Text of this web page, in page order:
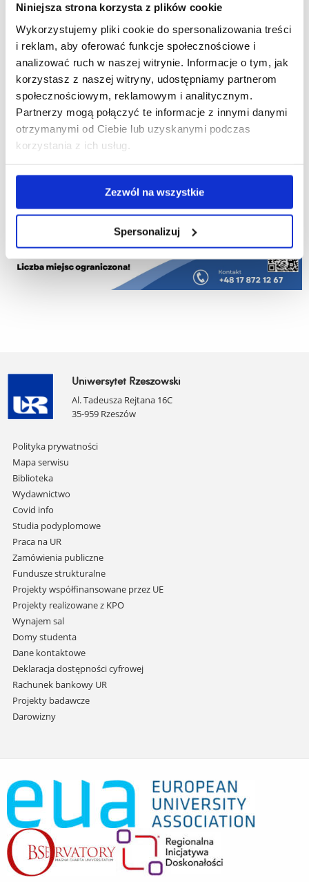
Niniejsza strona korzysta z plików cookie
Wykorzystujemy pliki cookie do spersonalizowania treści
i reklam, aby oferować funkcje społecznościowe i
analizować ruch w naszej witrynie. Informacje o tym, jak
korzystasz z naszej witryny, udostępniamy partnerom
społecznościowym, reklamowym i analitycznym.
Partnerzy mogą połączyć te informacje z innymi danymi
otrzymanymi od Ciebie lub uzyskanymi podczas
korzystania z ich usług.
Zezwól na wszystkie
Spersonalizuj
Uniwersytet Rzeszowski
Al. Tadeusza Rejtana 16C
35-959 Rzeszów
Pomiń
nawigację
i
przejdź
do
treści
Polityka prywatności
Mapa serwisu
Biblioteka
Wydawnictwo
Covid info
Studia podyplomowe
Praca na UR
Zamówienia publiczne
Fundusze strukturalne
Projekty współfinansowane przez UE
Projekty realizowane z KPO
Wynajem sal
Domy studenta
Dane kontaktowe
Deklaracja dostępności cyfrowej
Rachunek bankowy UR
Projekty badawcze
Darowizny